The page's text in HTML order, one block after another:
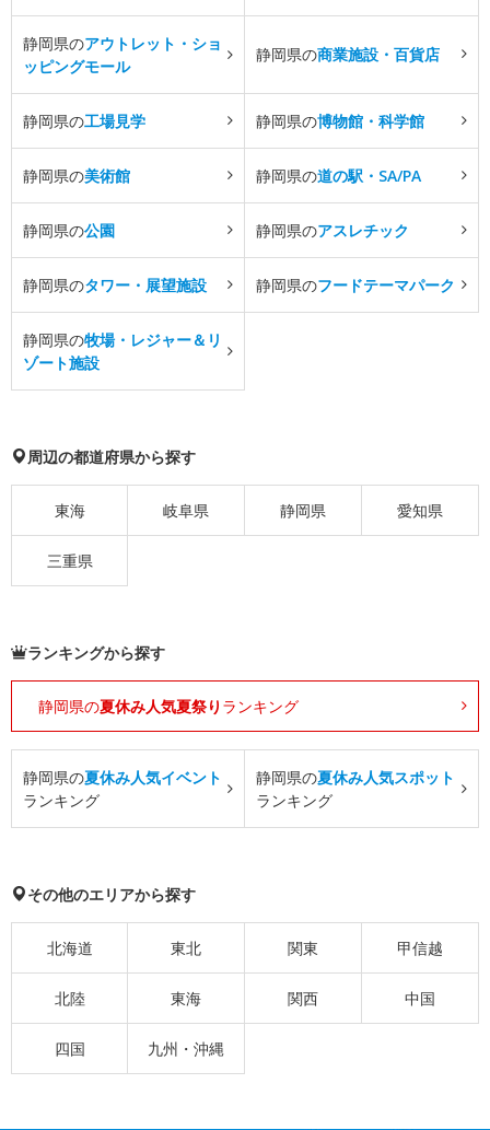
静岡県のアウトレット・ショ
ッピングモール
静岡県の商業施設・百貨店
静岡県の工場見学 静岡県の博物館・科学館
静岡県の美術館 静岡県の道の駅・SA/PA
静岡県の公園 静岡県のアスレチック
静岡県のタワー・展望施設 静岡県のフードテーマパーク
静岡県の牧場・レジャー＆リ
ゾート施設
周辺の都道府県から探す
東海 岐阜県 静岡県 愛知県
三重県
ランキングから探す
静岡県の夏休み人気夏祭り ランキング
静岡県の夏休み人気イベント
ランキング
静岡県の夏休み人気スポット
ランキング
その他のエリアから探す
北海道 東北 関東 甲信越
北陸 東海 関西 中国
四国 九州・沖縄